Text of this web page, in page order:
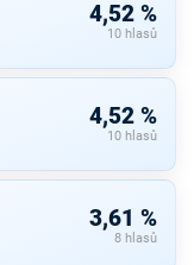
4,52 %
10 hlasů
4,52 %
10 hlasů
3,61 %
8 hlasů